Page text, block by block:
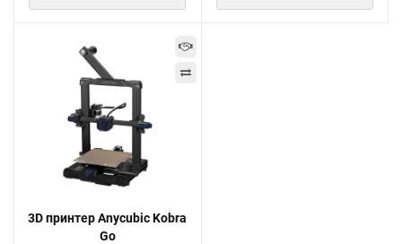
3D принтер Anycubic Kobra
Go